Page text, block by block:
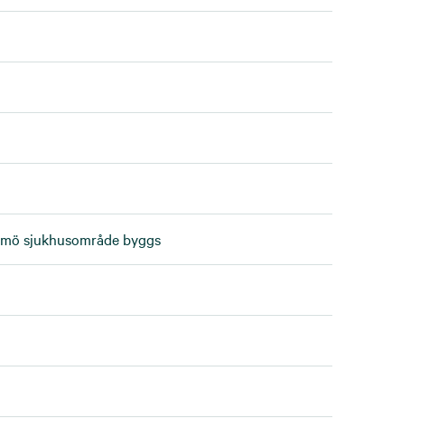
sjukhusområde byggs